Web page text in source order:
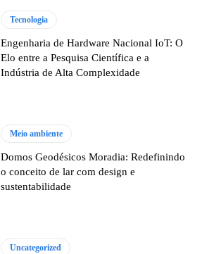
Tecnologia
Engenharia de Hardware Nacional IoT: O
Elo entre a Pesquisa Científica e a
Indústria de Alta Complexidade
Meio ambiente
Domos Geodésicos Moradia: Redefinindo
o conceito de lar com design e
sustentabilidade
Uncategorized